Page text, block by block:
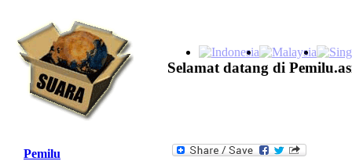
Selamat datang di
Pemilu